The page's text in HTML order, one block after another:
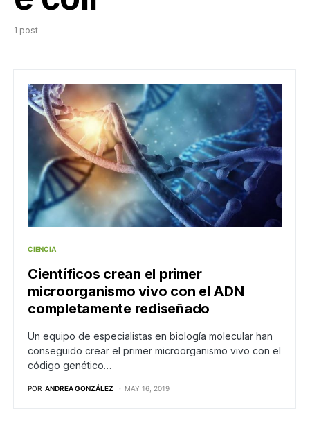
1 post
CIENCIA
Científicos crean el primer
microorganismo vivo con el ADN
completamente rediseñado
Un equipo de especialistas en biología molecular han
conseguido crear el primer microorganismo vivo con el
código genético…
POR ANDREA GONZÁLEZ MAY 16, 2019